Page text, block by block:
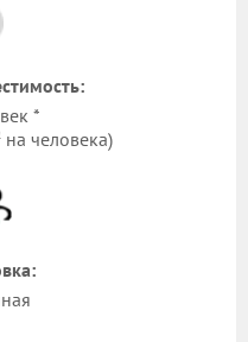
*
на человека)